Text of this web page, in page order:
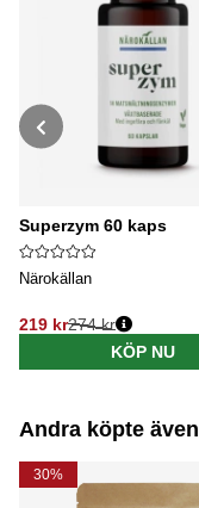
Superzym 60 kaps
Närokällan
219 kr
Ordinarie pris:
274 kr
KÖP NU
Andra köpte även
30%